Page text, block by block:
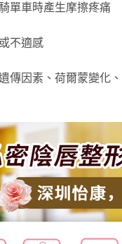
單車時產生摩擦疼痛
不適感
傳因素、荷爾蒙變化